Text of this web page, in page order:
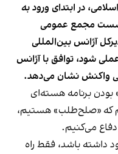
در ابتدای ورود به
مجمع عمومی
آژانس بین‌المللی
شود، توافق با آژانس
واکنش نشان می‌دهد.
بودن برنامه هسته‌ای
که «صلح‌طلب» هستیم،
دفاع می‌کنیم.
داشته باشد، فقط راه